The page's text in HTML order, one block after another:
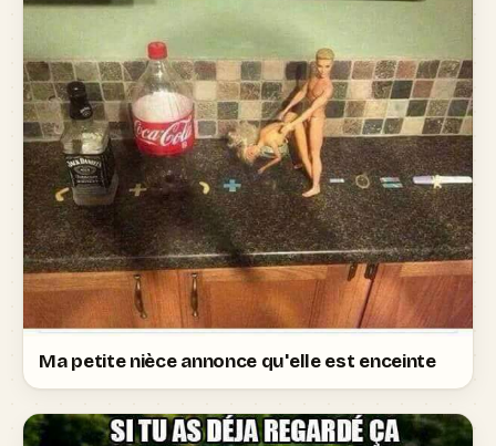
Ma petite nièce annonce qu'elle est enceinte